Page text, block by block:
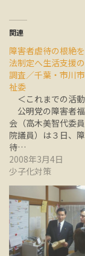
関連
障害者虐待の根絶
法制定へ生活支援
調査／千葉・市川
祉委
＜これまでの活
公明党の障害者
会（高木美智代委
院議員）は３日、
待…
2008年3月4日
少子化対策